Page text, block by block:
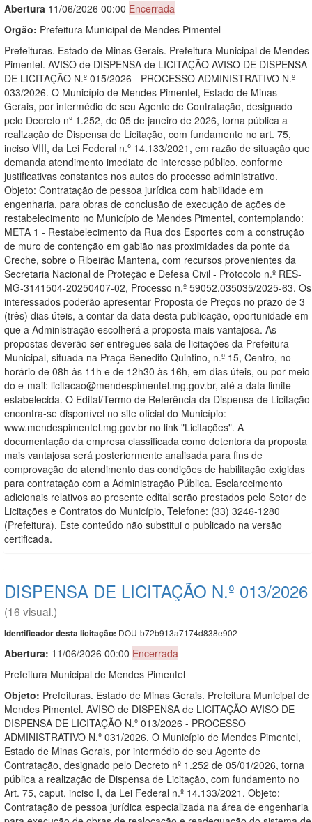
Abertura 11/06/2026 00:00 Encerrada
Orgão: Prefeitura Municipal de Mendes Pimentel
Prefeituras. Estado de Minas Gerais. Prefeitura Municipal de Mendes
Pimentel. AVISO de DISPENSA de LICITAÇÃO AVISO DE DISPENSA
DE LICITAÇÃO N.º 015/2026 - PROCESSO ADMINISTRATIVO N.º
033/2026. O Município de Mendes Pimentel, Estado de Minas
Gerais, por intermédio de seu Agente de Contratação, designado
pelo Decreto nº 1.252, de 05 de janeiro de 2026, torna pública a
realização de Dispensa de Licitação, com fundamento no art. 75,
inciso VIII, da Lei Federal n.º 14.133/2021, em razão de situação que
demanda atendimento imediato de interesse público, conforme
justificativas constantes nos autos do processo administrativo.
Objeto: Contratação de pessoa jurídica com habilidade em
engenharia, para obras de conclusão de execução de ações de
restabelecimento no Município de Mendes Pimentel, contemplando:
META 1 - Restabelecimento da Rua dos Esportes com a construção
de muro de contenção em gabião nas proximidades da ponte da
Creche, sobre o Ribeirão Mantena, com recursos provenientes da
Secretaria Nacional de Proteção e Defesa Civil - Protocolo n.º RES-
MG-3141504-20250407-02, Processo n.º 59052.035035/2025-63. Os
interessados poderão apresentar Proposta de Preços no prazo de 3
(três) dias úteis, a contar da data desta publicação, oportunidade em
que a Administração escolherá a proposta mais vantajosa. As
propostas deverão ser entregues sala de licitações da Prefeitura
Municipal, situada na Praça Benedito Quintino, n.º 15, Centro, no
horário de 08h às 11h e de 12h30 às 16h, em dias úteis, ou por meio
do e-mail: licitacao@mendespimentel.mg.gov.br, até a data limite
estabelecida. O Edital/Termo de Referência da Dispensa de Licitação
encontra-se disponível no site oficial do Município:
www.mendespimentel.mg.gov.br no link "Licitações". A
documentação da empresa classificada como detentora da proposta
mais vantajosa será posteriormente analisada para fins de
comprovação do atendimento das condições de habilitação exigidas
para contratação com a Administração Pública. Esclarecimento
adicionais relativos ao presente edital serão prestados pelo Setor de
Licitações e Contratos do Município, Telefone: (33) 3246-1280
(Prefeitura). Este conteúdo não substitui o publicado na versão
certificada.
DISPENSA DE LICITAÇÃO N.º 013/2026
(16 visual.)
Identificador desta licitação: DOU-b72b913a7174d838e902
Abertura: 11/06/2026 00:00 Encerrada
Prefeitura Municipal de Mendes Pimentel
Objeto: Prefeituras. Estado de Minas Gerais. Prefeitura Municipal de
Mendes Pimentel. AVISO de DISPENSA de LICITAÇÃO AVISO DE
DISPENSA DE LICITAÇÃO N.º 013/2026 - PROCESSO
ADMINISTRATIVO N.º 031/2026. O Município de Mendes Pimentel,
Estado de Minas Gerais, por intermédio de seu Agente de
Contratação, designado pelo Decreto nº 1.252 de 05/01/2026, torna
pública a realização de Dispensa de Licitação, com fundamento no
Art. 75, caput, inciso I, da Lei Federal n.º 14.133/2021. Objeto:
Contratação de pessoa jurídica especializada na área de engenharia